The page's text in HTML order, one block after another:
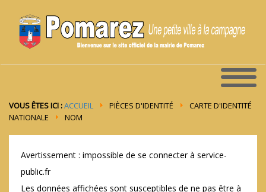
VOUS ÊTES ICI :ACCUEIL PIÈCES D'IDENTITÉ
CARTE D'IDENTITÉ
NATIONALE
NOM
Avertissement : impossible de se connecter à service-
public.fr
Les données affichées sont susceptibles de ne pas être à